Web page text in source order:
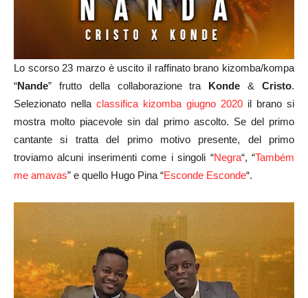
Lo scorso 23 marzo è uscito il raffinato brano kizomba/kompa
“Nande” frutto della collaborazione tra Konde &Cristo.
Selezionato nella classifica kizomba giugno 2020 il brano si
mostra molto piacevole sin dal primo ascolto. Se del primo
cantante si tratta del primo motivo presente, del primo
troviamo alcuni inserimenti come i singoli “Negra“, “Também
me amavas” e quello Hugo Pina “Esconde Esconde“.